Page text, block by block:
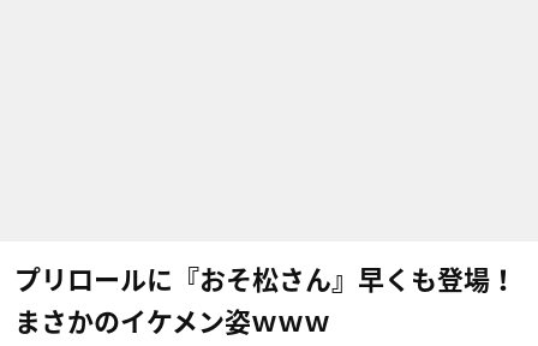
プリロールに『おそ松さん』早くも登場！
まさかのイケメン姿ｗｗｗ